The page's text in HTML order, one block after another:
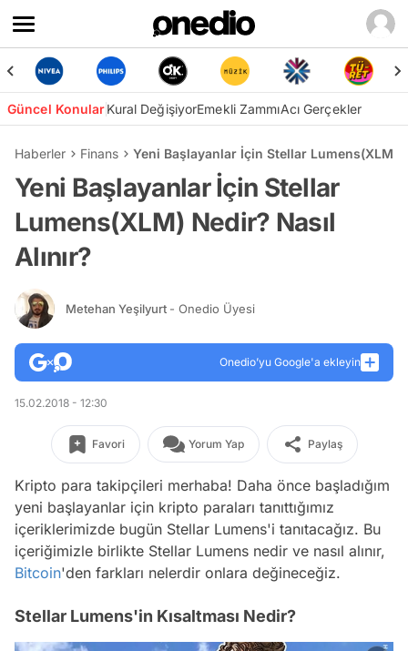
Güncel KonularKural DeğişiyorEmekli ZammıAcı Gerçekler
Haberler Finans Yeni Başlayanlar İçin Stellar Lumens(XLM)
Yeni Başlayanlar İçin Stellar
Lumens(XLM) Nedir? Nasıl
Alınır?
Metehan Yeşilyurt - Onedio Üyesi
Onedio’yu Google'a ekleyin
15.02.2018 - 12:30
Favori Yorum Yap Paylaş
Kripto para takipçileri merhaba! Daha önce başladığım
yeni başlayanlar için kripto paraları tanıttığımız
içeriklerimizde bugün Stellar Lumens'i tanıtacağız. Bu
içeriğimizle birlikte Stellar Lumens nedir ve nasıl alınır,
Bitcoin'den farkları nelerdir onlara değineceğiz.
Stellar Lumens'in Kısaltması Nedir?